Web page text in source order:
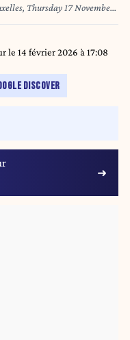
Thursday 17 November
the increase in the cost of
insecurity. BELGA PHOTO
le 14 février 2026 à 17:08
DISCOVER